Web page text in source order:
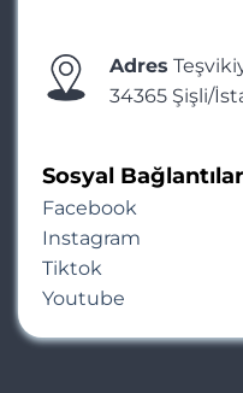
Adres
34365 Şişli/
Sosyal Bağlantılar
Facebook
Instagram
Tiktok
Youtube